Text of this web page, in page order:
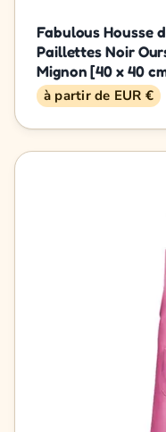
Fabulous Housse
Paillettes Noir
Mignon [40 x 40
à partir de EUR €